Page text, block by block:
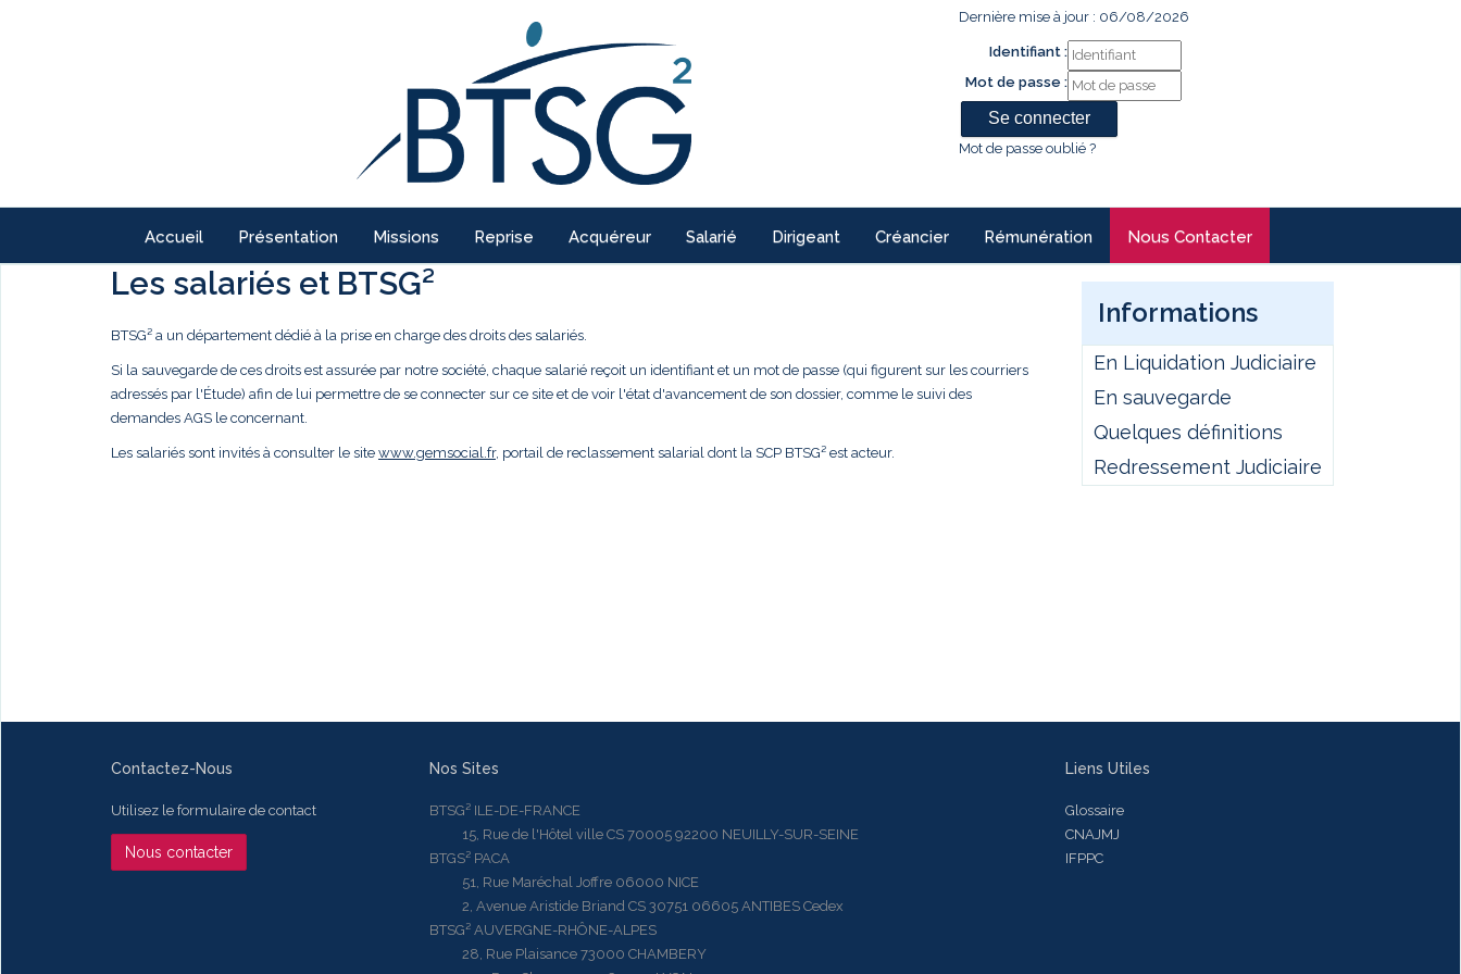
Dernière mise à jour : 06/08/2026
Identifiant :
Mot de passe :
Mot de passe oublié ?
Accueil Présentation Missions Reprise Acquéreur Salarié Dirigeant Créancier Rémunération Nous Contacter
Les salariés et BTSG²
BTSG² a un département dédié à la prise en charge des droits des salariés.
Si la sauvegarde de ces droits est assurée par notre société, chaque salarié reçoit un identifiant et un mot de passe (qui figurent sur les courriers
adressés par l'Étude) afin de lui permettre de se connecter sur ce site et de voir l'état d'avancement de son dossier, comme le suivi des
demandes AGS le concernant.
Les salariés sont invités à consulter le site www.gemsocial.fr, portail de reclassement salarial dont la SCP BTSG² est acteur.
Informations
En Liquidation Judiciaire
En sauvegarde
Quelques définitions
Redressement Judiciaire
Contactez-Nous
Utilisez le formulaire de contact
Nous contacter
Nos Sites
BTSG² ILE-DE-FRANCE
15, Rue de l'Hôtel ville CS 70005 92200 NEUILLY-SUR-SEINE
BTGS² PACA
51, Rue Maréchal Joffre 06000 NICE
2, Avenue Aristide Briand CS 30751 06605 ANTIBES Cedex
BTSG² AUVERGNE-RHÔNE-ALPES
28, Rue Plaisance 73000 CHAMBERY
Liens Utiles
Glossaire
CNAJMJ
IFPPC